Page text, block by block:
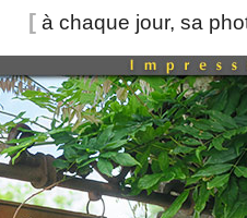
[ à chaque jour, sa